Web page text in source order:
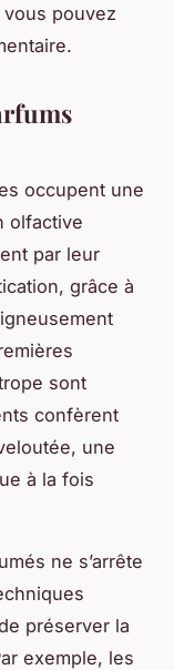
pouvez
occupent une
olfactive
par leur
grâce à
sont
confèrent
une
à la fois
ne s’arrête
préserver la
exemple, les